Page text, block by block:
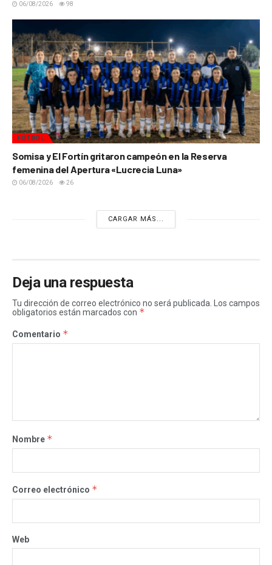
06/08/2026 98
FÚTBOL
Somisa y El Fortín gritaron campeón en la Reserva
femenina del Apertura «Lucrecia Luna»
06/08/2026 26
CARGAR MÁS...
Deja una respuesta
Tu dirección de correo electrónico no será publicada. Los campos
obligatorios están marcados con *
Comentario *
Nombre *
Correo electrónico *
Web